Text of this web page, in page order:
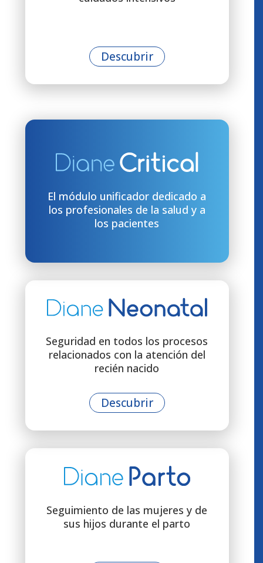
Descubrir
El módulo unificador dedicado a
los profesionales de la salud y a
los pacientes
Seguridad en todos los procesos
relacionados con la atención del
recién nacido
Descubrir
Seguimiento de las mujeres y de
sus hijos durante el parto